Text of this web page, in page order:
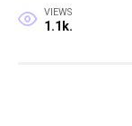
VIEWS
1.1k.